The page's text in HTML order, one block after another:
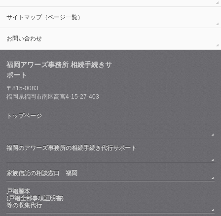
サイトマップ（ページ一覧）
お問い合わせ
福岡アワーズ事務所 相続手続きサ
ポート
〒815-0083
福岡県福岡市南区高宮4-15-27-403
トップページ
福岡のアワーズ事務所の相続手続き代行サポート
家族信託の相談窓口 福岡
戸籍謄本
(戸籍全部事項証明書)
等の収集代行